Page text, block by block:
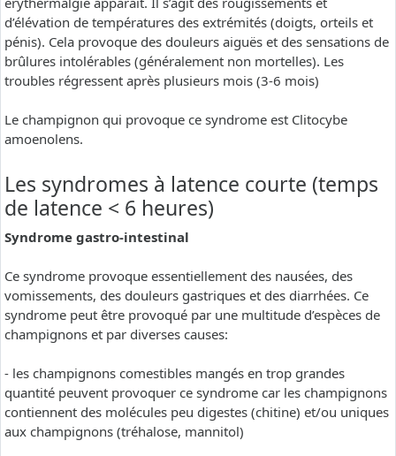
d’élévation de températures des extrémités (doigts, orteils et
pénis). Cela provoque des douleurs aiguës et des sensations de
brûlures intolérables (généralement non mortelles). Les
troubles régressent après plusieurs mois (3-6 mois)
Le champignon qui provoque ce syndrome est Clitocybe
amoenolens.
Les syndromes à latence courte (temps
de latence < 6 heures)
Syndrome gastro-intestinal
Ce syndrome provoque essentiellement des nausées, des
vomissements, des douleurs gastriques et des diarrhées. Ce
syndrome peut être provoqué par une multitude d’espèces de
champignons et par diverses causes:
- les champignons comestibles mangés en trop grandes
quantité peuvent provoquer ce syndrome car les champignons
contiennent des molécules peu digestes (chitine) et/ou uniques
aux champignons (tréhalose, mannitol)